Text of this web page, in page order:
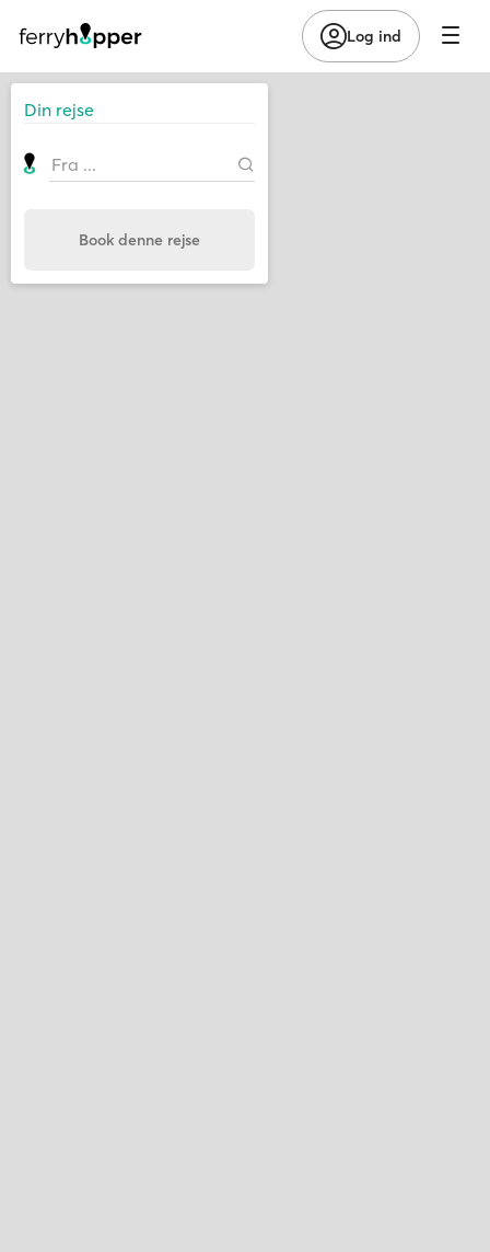
Log ind
Din rejse
Book denne rejse